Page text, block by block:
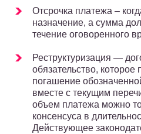
Отсрочка платежа –
назначение, а сумма
течение оговоренного
Реструктуризация —
обязательство, которое
погашение
вместе с текущим
объем платежа можно
консенсуса в
Действующее